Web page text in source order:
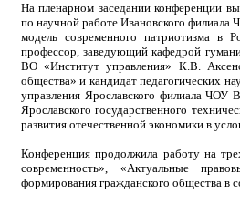
На пленарном заседании конференции
по научной работе Ивановского
модель современного патриотизма в
профессор, заведующий кафедрой
ВО «Институт управления» К.В.
общества» и кандидат педагогических
управления Ярославского филиала ЧОУ
Ярославского государственного
развития отечественной экономики в
Конференция продолжила работу на
современность», «Актуальные
формирования гражданского общества в